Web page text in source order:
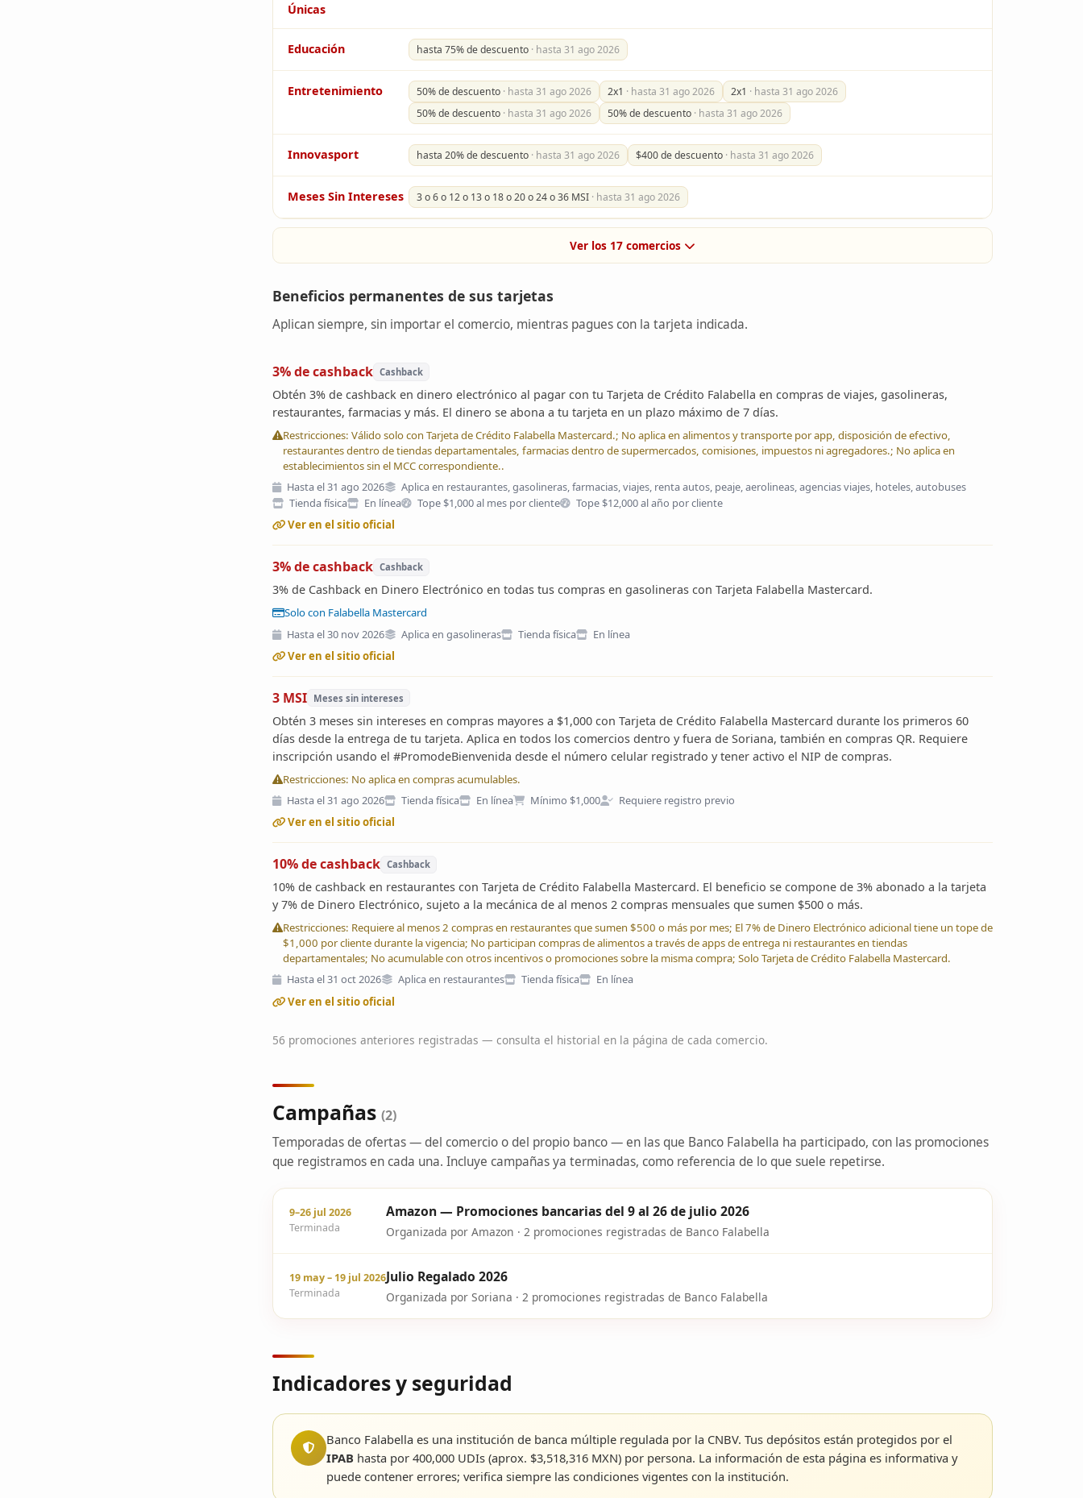
Únicas
Educación hasta 75% de descuento · hasta 31 ago 2026
Entretenimiento 50% de descuento · hasta 31 ago 2026 2x1 · hasta 31 ago 2026 2x1 · hasta 31 ago 2026
50% de descuento · hasta 31 ago 2026 50% de descuento · hasta 31 ago 2026
Innovasport hasta 20% de descuento · hasta 31 ago 2026 $400 de descuento · hasta 31 ago 2026
Meses Sin Intereses 3 o 6 o 12 o 13 o 18 o 20 o 24 o 36 MSI · hasta 31 ago 2026
Ver los 17 comercios
Beneficios permanentes de sus tarjetas
Aplican siempre, sin importar el comercio, mientras pagues con la tarjeta indicada.
3% de cashback Cashback
Obtén 3% de cashback en dinero electrónico al pagar con tu Tarjeta de Crédito Falabella en compras de viajes, gasolineras,
restaurantes, farmacias y más. El dinero se abona a tu tarjeta en un plazo máximo de 7 días.
Restricciones: Válido solo con Tarjeta de Crédito Falabella Mastercard.; No aplica en alimentos y transporte por app, disposición de efectivo,
restaurantes dentro de tiendas departamentales, farmacias dentro de supermercados, comisiones, impuestos ni agregadores.; No aplica en
establecimientos sin el MCC correspondiente..
Hasta el 31 ago 2026
Aplica en restaurantes, gasolineras, farmacias, viajes, renta autos, peaje, aerolineas, agencias viajes, hoteles, autobuses
Tienda física
En línea Tope $1,000 al mes por cliente
Tope $12,000 al año por cliente
Ver en el sitio oficial
3% de cashback Cashback
3% de Cashback en Dinero Electrónico en todas tus compras en gasolineras con Tarjeta Falabella Mastercard.
Solo con Falabella Mastercard
Hasta el 30 nov 2026
Aplica en gasolineras Tienda física
En línea
Ver en el sitio oficial
3 MSI Meses sin intereses
Obtén 3 meses sin intereses en compras mayores a $1,000 con Tarjeta de Crédito Falabella Mastercard durante los primeros 60
días desde la entrega de tu tarjeta. Aplica en todos los comercios dentro y fuera de Soriana, también en compras QR. Requiere
inscripción usando el #PromodeBienvenida desde el número celular registrado y tener activo el NIP de compras.
Restricciones: No aplica en compras acumulables.
Hasta el 31 ago 2026
Tienda física En línea Mínimo $1,000
Requiere registro previo
Ver en el sitio oficial
10% de cashback Cashback
10% de cashback en restaurantes con Tarjeta de Crédito Falabella Mastercard. El beneficio se compone de 3% abonado a la tarjeta
y 7% de Dinero Electrónico, sujeto a la mecánica de al menos 2 compras mensuales que sumen $500 o más.
Restricciones: Requiere al menos 2 compras en restaurantes que sumen $500 o más por mes; El 7% de Dinero Electrónico adicional tiene un tope de
$1,000 por cliente durante la vigencia; No participan compras de alimentos a través de apps de entrega ni restaurantes en tiendas
departamentales; No acumulable con otros incentivos o promociones sobre la misma compra; Solo Tarjeta de Crédito Falabella Mastercard.
Hasta el 31 oct 2026
Aplica en restaurantes Tienda física
En línea
Ver en el sitio oficial
56 promociones anteriores registradas — consulta el historial en la página de cada comercio.
Campañas (2)
Temporadas de ofertas — del comercio o del propio banco — en las que Banco Falabella ha participado, con las promociones
que registramos en cada una. Incluye campañas ya terminadas, como referencia de lo que suele repetirse.
9–26 jul 2026
Terminada
Amazon — Promociones bancarias del 9 al 26 de julio 2026
Organizada por Amazon · 2 promociones registradas de Banco Falabella
19 may – 19 jul 2026
Terminada
Julio Regalado 2026
Organizada por Soriana · 2 promociones registradas de Banco Falabella
Indicadores y seguridad
Banco Falabella es una institución de banca múltiple regulada por la CNBV. Tus depósitos están protegidos por el
IPAB hasta por 400,000 UDIs (aprox. $3,518,316 MXN) por persona. La información de esta página es informativa y
puede contener errores; verifica siempre las condiciones vigentes con la institución.